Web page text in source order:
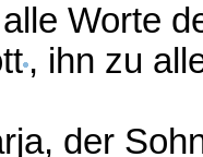
Worte
, ihn zu
der